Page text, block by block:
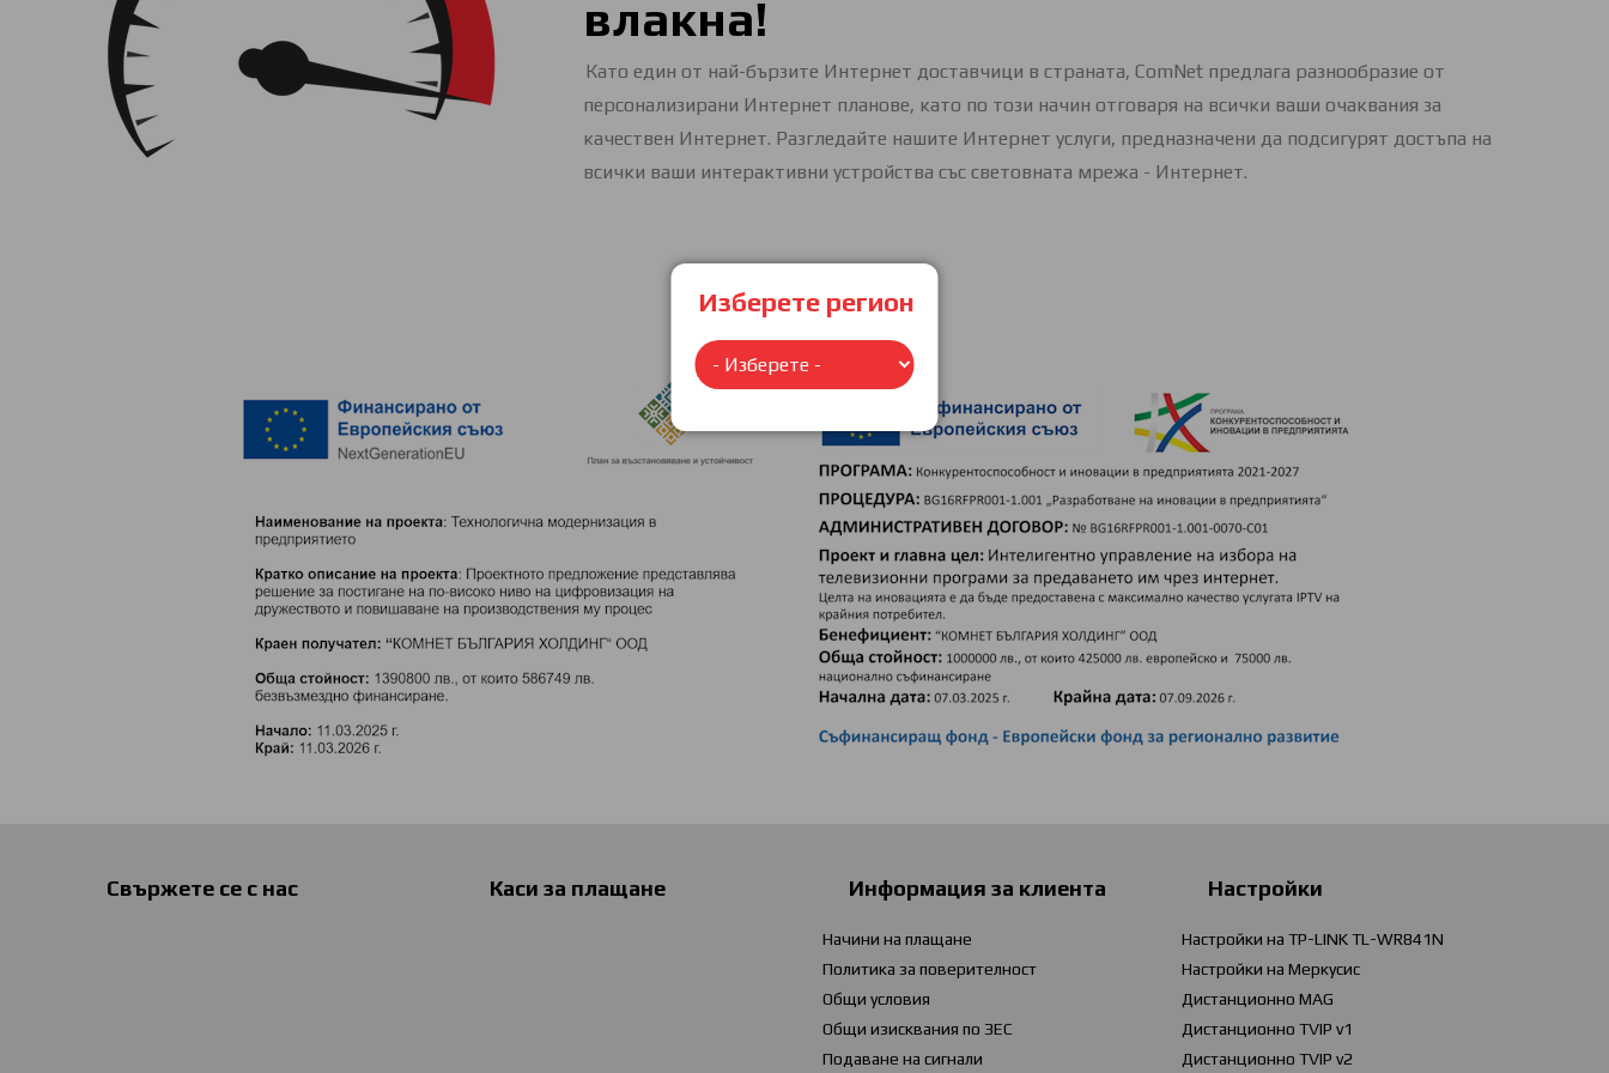
Изберете регион
влакна!
Като един от най-бързите Интернет доставчици в страната, ComNet предлага разнообразие от
персонализирани Интернет планове, като по този начин отговаря на всички ваши очаквания за
качествен Интернет. Разгледайте нашите Интернет услуги, предназначени да подсигурят достъпа на
всички ваши интерактивни устройства със световната мрежа - Интернет.
Свържете се с нас Каси за плащане Информация за клиента
Начини на плащане
Политика за поверителност
Общи условия
Общи изисквания по ЗЕС
Подаване на сигнали
Настройки
Настройки на TP-LINK TL-WR841N
Настройки на Меркусис
Дистанционно MAG
Дистанционно TVIP v1
Дистанционно TVIP v2